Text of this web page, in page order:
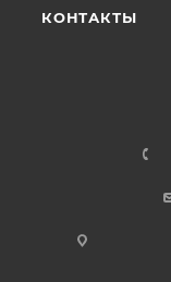
КОНТАКТЫ